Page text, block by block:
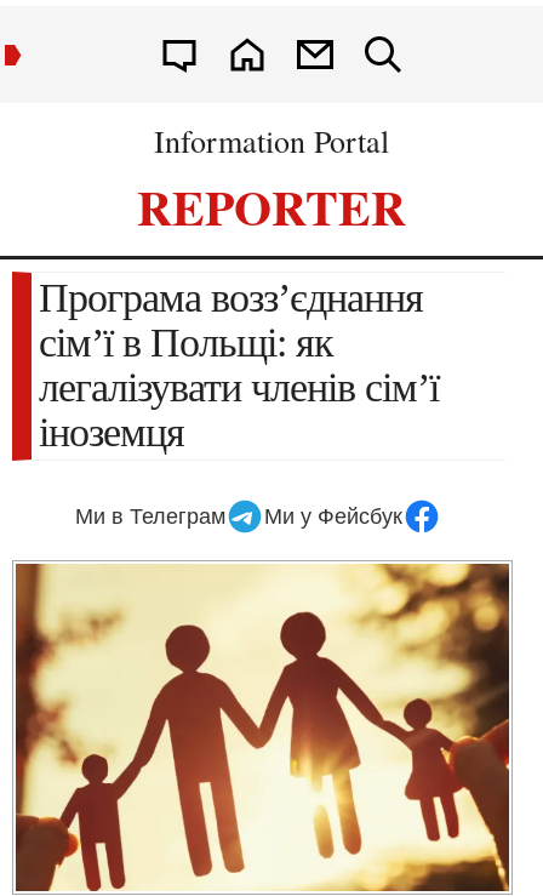
Information Portal
REPORTER
Програма возз’єднання
сім’ї в Польщі: як
легалізувати членів сім’ї
іноземця
Ми в Телеграм Ми у Фейсбук